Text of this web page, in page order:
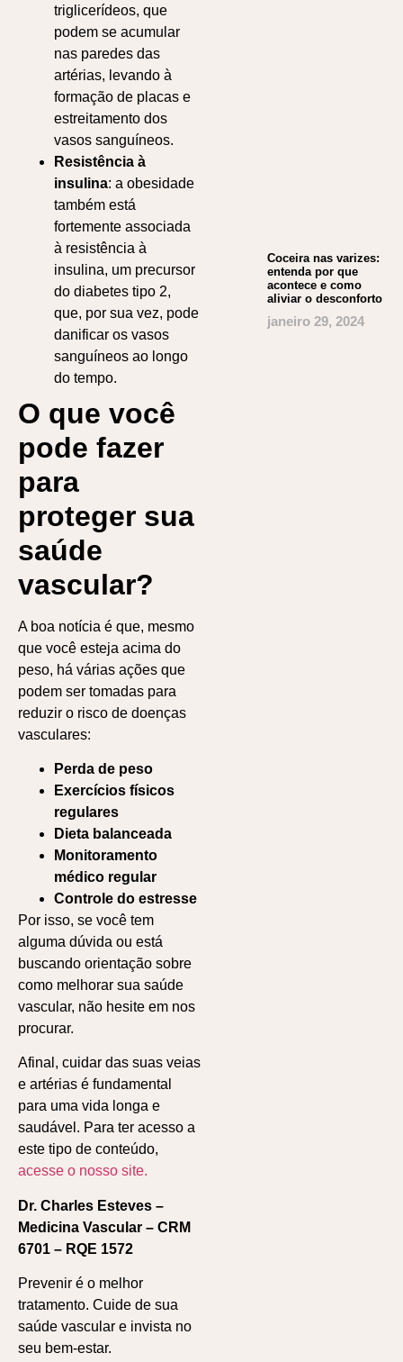
triglicerídeos, que
podem se acumular
nas paredes das
artérias, levando à
formação de placas e
estreitamento dos
vasos sanguíneos.
Resistência à
insulina: a obesidade
também está
fortemente associada
à resistência à
insulina, um precursor
do diabetes tipo 2,
que, por sua vez, pode
danificar os vasos
sanguíneos ao longo
do tempo.
O que você
pode fazer
para
proteger sua
saúde
vascular?
A boa notícia é que, mesmo
que você esteja acima do
peso, há várias ações que
podem ser tomadas para
reduzir o risco de doenças
vasculares:
Perda de peso
Exercícios físicos
regulares
Dieta balanceada
Monitoramento
médico regular
Controle do estresse
Por isso, se você tem
alguma dúvida ou está
buscando orientação sobre
como melhorar sua saúde
vascular, não hesite em nos
procurar.
Afinal, cuidar das suas veias
e artérias é fundamental
para uma vida longa e
saudável. Para ter acesso a
este tipo de conteúdo,
acesse o nosso site.
Dr. Charles Esteves –
Medicina Vascular – CRM
6701 – RQE 1572
Prevenir é o melhor
tratamento. Cuide de sua
saúde vascular e invista no
seu bem-estar.
Coceira nas varizes:
entenda por que
acontece e como
aliviar o desconforto
janeiro 29, 2024